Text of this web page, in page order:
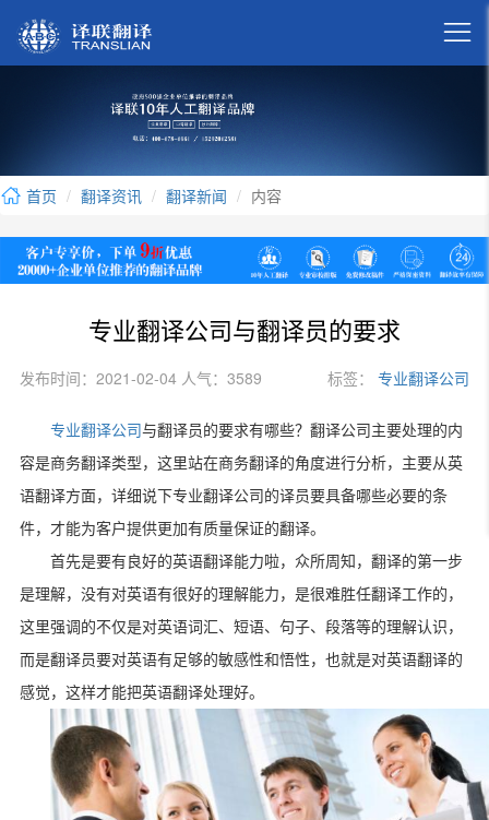

首页 翻译资讯 翻译新闻 内容
专业翻译公司与翻译员的要求
发布时间：2021-02-04 人气：3589 标签： 专业翻译公司
专业翻译公司 与翻译员的要求有哪些？翻译公司主要处理的内
容是商务翻译类型，这里站在商务翻译的角度进行分析，主要从英
语翻译方面，详细说下专业翻译公司的译员要具备哪些必要的条
件，才能为客户提供更加有质量保证的翻译。
首先是要有良好的英语翻译能力啦，众所周知，翻译的第一步
是理解，没有对英语有很好的理解能力，是很难胜任翻译工作的，
这里强调的不仅是对英语词汇、短语、句子、段落等的理解认识，
而是翻译员要对英语有足够的敏感性和悟性，也就是对英语翻译的
感觉，这样才能把英语翻译处理好。